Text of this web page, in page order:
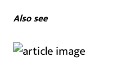
Also see